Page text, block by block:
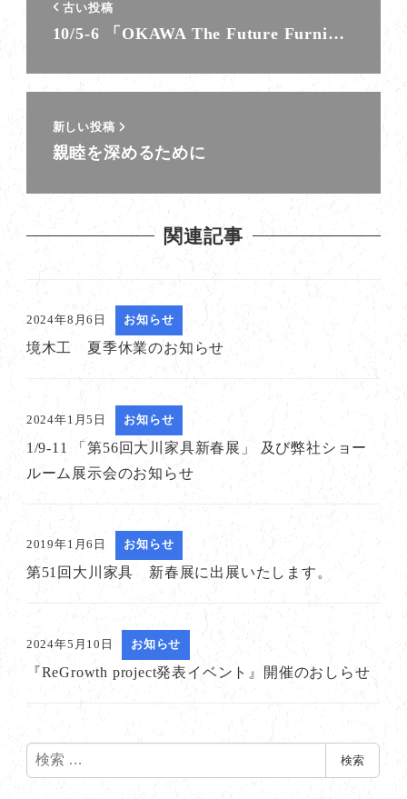
古い投稿
10/5-6 「OKAWA The Future Furni…
新しい投稿
親睦を深めるために
関連記事
境木工 夏季休業のお知らせ
2024年8月6日 お知らせ
1/9-11 「第56回大川家具新春展」 及び弊社ショー
ルーム展示会のお知らせ
2024年1月5日 お知らせ
第51回大川家具 新春展に出展いたします。
2019年1月6日 お知らせ
『ReGrowth project発表イベント』開催のおしらせ
2024年5月10日 お知らせ
検
索
検索